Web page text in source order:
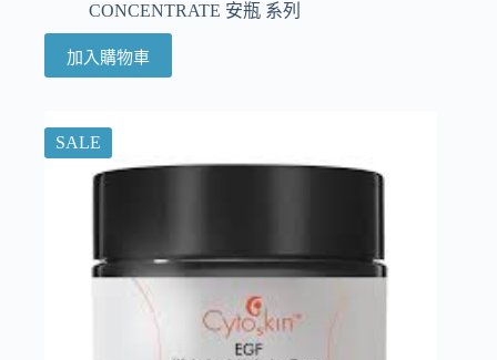
CONCENTRATE 安瓶 系列
加入購物車
SALE